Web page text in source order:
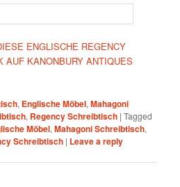
ENGLISCHE REGENCY
AUF KANONBURY ANTIQUES
, Englische Möbel,Mahagoni
, Regency Schreibtisch |Tagged
Möbel,Mahagoni Schreibtisch,
Schreibtisch | Leave a reply